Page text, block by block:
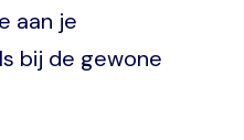
aan je
bij de gewone